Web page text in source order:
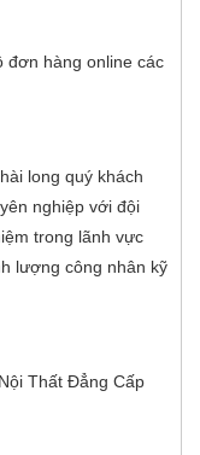
đơn hàng online các
long quý khách
nghiệp với đội
trong lãnh vực
lượng công nhân kỹ
Thất Đẳng Cấp